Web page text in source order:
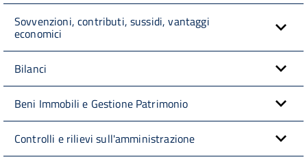
Sovvenzioni, contributi, sussidi, vantaggi
economici
Bilanci
Beni Immobili e Gestione Patrimonio
Controlli e rilievi sull'amministrazione